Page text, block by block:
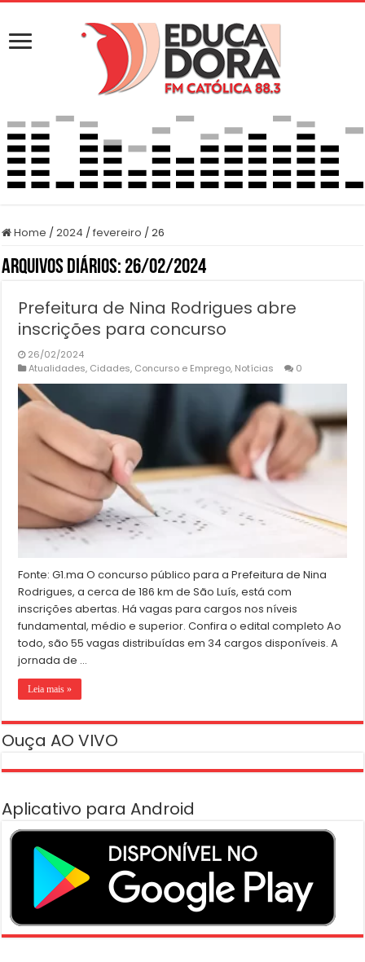
Home /2024 /fevereiro /26
Arquivos Diários: 26/02/2024
Prefeitura de Nina Rodrigues abre
inscrições para concurso
26/02/2024
Atualidades, Cidades, Concurso e Emprego, Notícias 0
Fonte: G1.ma O concurso público para a Prefeitura de Nina
Rodrigues, a cerca de 186 km de São Luís, está com
inscrições abertas. Há vagas para cargos nos níveis
fundamental, médio e superior. Confira o edital completo Ao
todo, são 55 vagas distribuídas em 34 cargos disponíveis. A
jornada de …
Leia mais »
Ouça AO VIVO
Aplicativo para Android